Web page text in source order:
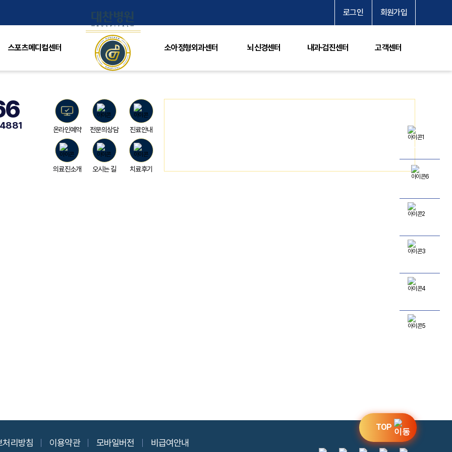
로그인 회원가입
스포츠메디컬센터 소아정형외과센터 뇌신경센터 내과·검진센터 고객센터
온라인예약
TOP
로그인
온라인예약 전문의상담 진료안내
의료진소개 오시는 길 치료후기
처리방침 이용약관 모바일버전 비급여안내